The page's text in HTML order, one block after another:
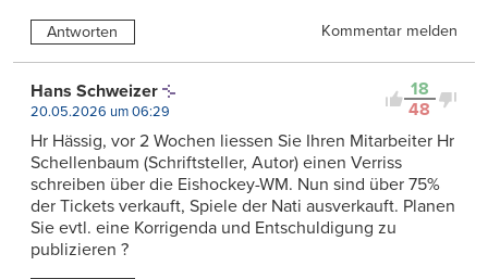
Antworten Kommentar melden
18
48
Hans Schweizer
20.05.2026 um 06:29
Hr Hässig, vor 2 Wochen liessen Sie Ihren Mitarbeiter Hr
Schellenbaum (Schriftsteller, Autor) einen Verriss
schreiben über die Eishockey-WM. Nun sind über 75%
der Tickets verkauft, Spiele der Nati ausverkauft. Planen
Sie evtl. eine Korrigenda und Entschuldigung zu
publizieren ?